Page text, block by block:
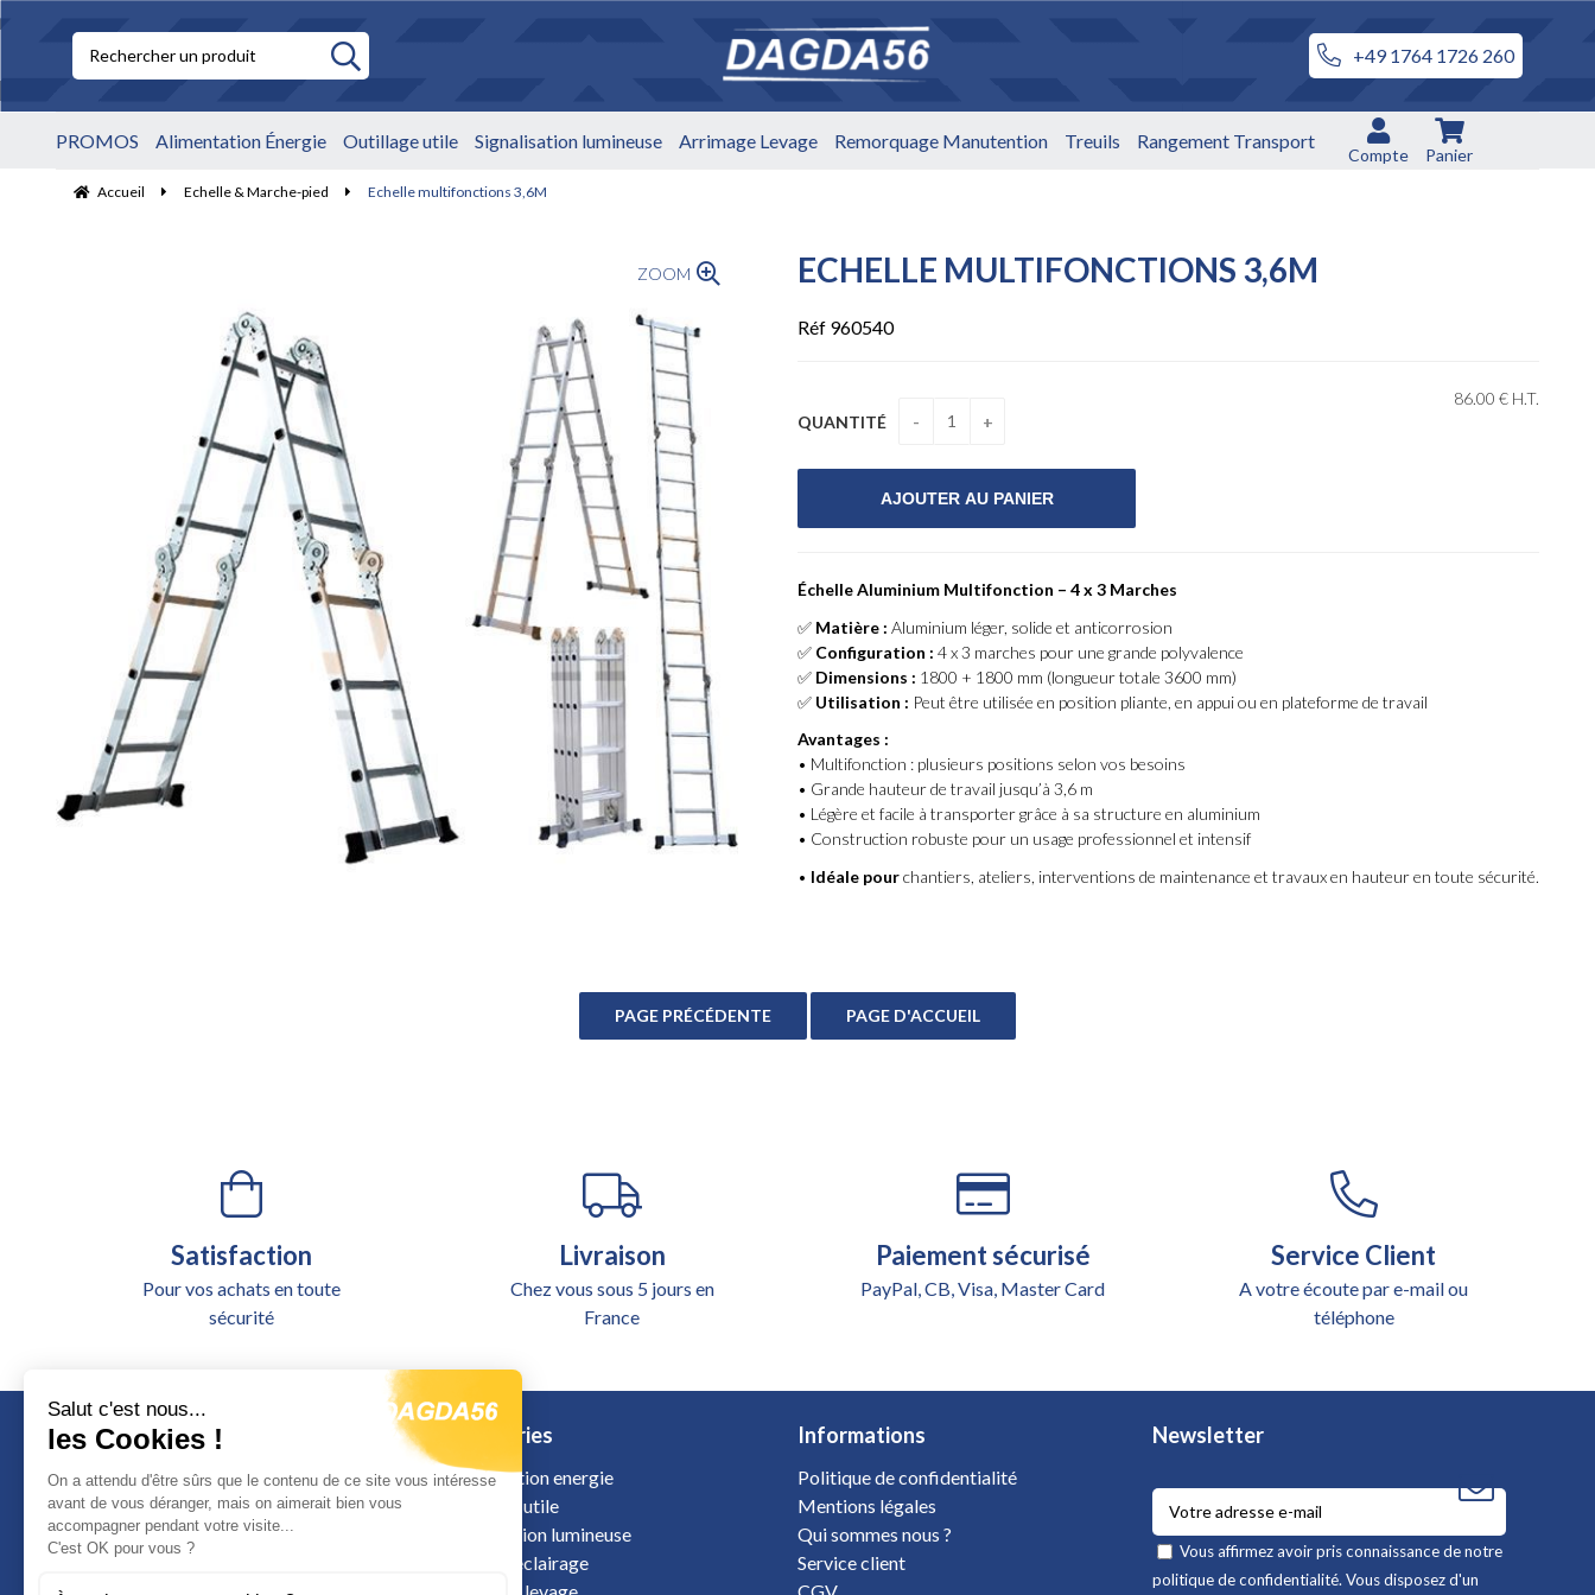
+49 1764 1726 260
PROMOS Alimentation Énergie Outillage utile Signalisation lumineuse Arrimage Levage Remorquage Manutention Treuils Rangement Transport
Compte Panier
Accueil Echelle & Marche-pied Echelle multifonctions 3,6M
ZOOM ECHELLE MULTIFONCTIONS 3,6M
Réf 960540
86.00 € H.T.
QUANTITÉ
Échelle Aluminium Multifonction – 4 x 3 Marches
✅ Matière : Aluminium léger, solide et anticorrosion
✅ Configuration : 4 x 3 marches pour une grande polyvalence
✅ Dimensions : 1800 + 1800 mm (longueur totale 3600 mm)
✅ Utilisation : Peut être utilisée en position pliante, en appui ou en plateforme de travail
Avantages :
• Multifonction : plusieurs positions selon vos besoins
• Grande hauteur de travail jusqu’à 3,6 m
• Légère et facile à transporter grâce à sa structure en aluminium
• Construction robuste pour un usage professionnel et intensif
• Idéale pourchantiers, ateliers, interventions de maintenance et travaux en hauteur en toute sécurité.
Satisfaction
Pour vos achats en toute
sécurité
Livraison
Chez vous sous 5 jours en
France
Paiement sécurisé
PayPal, CB, Visa, Master Card
Service Client
A votre écoute par e-mail ou
téléphone
Calle de Colombia
Catégories
Alimentation energie
Outillage utile
Signalisation lumineuse
Sécurité éclairage
Informations
Politique de confidentialité
Mentions légales
Qui sommes nous ?
Service client
Newsletter
Vous affirmez avoir pris connaissance de notre
politique de confidentialité. Vous disposez d'un
Salut c'est nous...
les Cookies !
On a attendu d'être sûrs que le contenu de ce site vous intéresse
avant de vous déranger, mais on aimerait bien vous
accompagner pendant votre visite...
C'est OK pour vous ?